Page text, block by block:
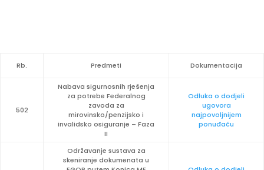
Rb. Predmeti Dokumentacija
502
Nabava sigurnosnih rješenja
za potrebe Federalnog
zavoda za
mirovinsko/penzijsko i
invalidsko osiguranje – Faza
II
Odluka o dodjeli
ugovora
najpovoljnijem
ponuđaču
Održavanje sustava za
skeniranje dokumenata u